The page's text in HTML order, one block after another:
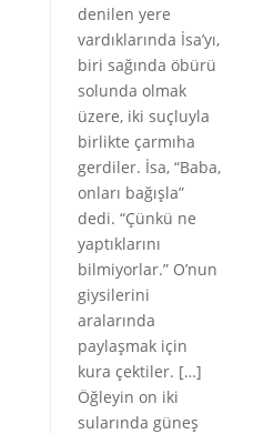
denilen yere
vardıklarında İsa’yı,
biri sağında öbürü
solunda olmak
üzere, iki suçluyla
birlikte çarmıha
gerdiler. İsa, “Baba,
onları bağışla”
dedi. “Çünkü ne
yaptıklarını
bilmiyorlar.” O’nun
giysilerini
aralarında
paylaşmak için
kura çektiler. […]
Öğleyin on iki
sularında güneş